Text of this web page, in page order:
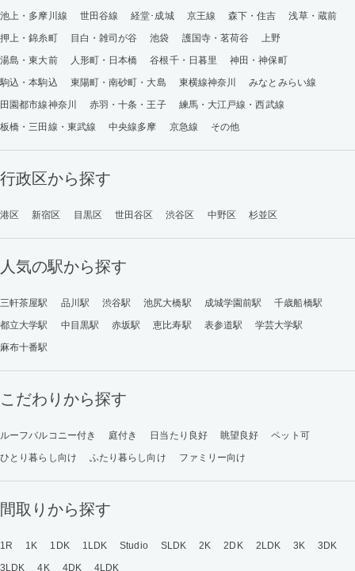
池上・多摩川線
世田谷線 経堂･成城 京王線 森下・住吉
浅草・蔵前
押上・錦糸町
目白・雑司が谷 池袋 護国寺・茗荷谷
上野
湯島・東大前
人形町・日本橋 谷根千・日暮里
神田・神保町
駒込・本駒込
東陽町・南砂町・大島 東横線神奈川
みなとみらい線
田園都市線神奈川
赤羽・十条・王子
練馬・大江戸線・西武線
板橋・三田線・東武線
中央線多摩 京急線 その他
行政区から探す
港区 新宿区 目黒区 世田谷区 渋谷区 中野区 杉並区
人気の駅から探す
三軒茶屋駅 品川駅 渋谷駅 池尻大橋駅 成城学園前駅
千歳船橋駅
都立大学駅
中目黒駅 赤坂駅 恵比寿駅 表参道駅
学芸大学駅
麻布十番駅
こだわりから探す
ルーフバルコニー付き 庭付き 日当たり良好 眺望良好
ペット可
ひとり暮らし向け
ふたり暮らし向け ファミリー向け
間取りから探す
1R 1K 1DK 1LDK Studio SLDK 2K 2DK 2LDK 3K
3DK
3LDK
4K 4DK 4LDK